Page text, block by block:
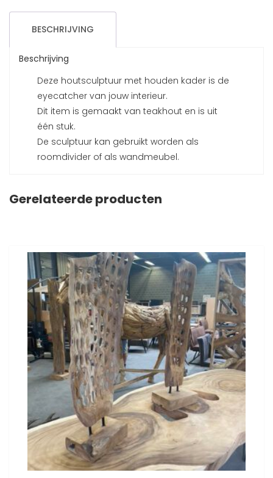
BESCHRIJVING
Beschrijving
Deze houtsculptuur met houden kader is de
eyecatcher van jouw interieur.
Dit item is gemaakt van teakhout en is uit
één stuk.
De sculptuur kan gebruikt worden als
roomdivider of als wandmeubel.
Gerelateerde producten